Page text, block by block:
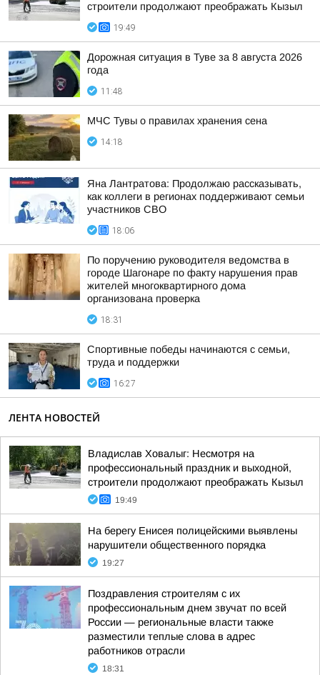
строители продолжают преображать Кызыл
19:49
Дорожная ситуация в Туве за 8 августа 2026
года
11:48
МЧС Тувы о правилах хранения сена
14:18
Яна Лантратова: Продолжаю рассказывать,
как коллеги в регионах поддерживают семьи
участников СВО
18:06
По поручению руководителя ведомства в
городе Шагонаре по факту нарушения прав
жителей многоквартирного дома
организована проверка
18:31
Спортивные победы начинаются с семьи,
труда и поддержки
16:27
ЛЕНТА НОВОСТЕЙ
Владислав Ховалыг: Несмотря на
профессиональный праздник и выходной,
строители продолжают преображать Кызыл
19:49
На берегу Енисея полицейскими выявлены
нарушители общественного порядка
19:27
Поздравления строителям с их
профессиональным днем звучат по всей
России — региональные власти также
разместили теплые слова в адрес
работников отрасли
18:31